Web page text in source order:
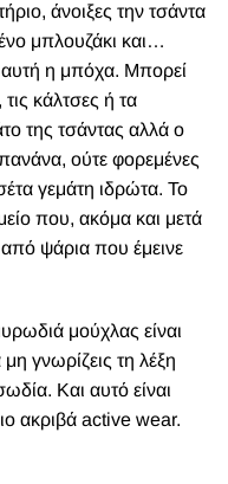
άνοιξες την τσάντα
μπλουζάκι και…
η μπόχα. Μπορεί
κάλτσες ή τα
της τσάντας αλλά ο
ούτε φορεμένες
γεμάτη ιδρώτα. Το
που, ακόμα και μετά
ψάρια που έμεινε
μούχλας είναι
γνωρίζεις τη λέξη
Και αυτό είναι
ακριβά active wear.